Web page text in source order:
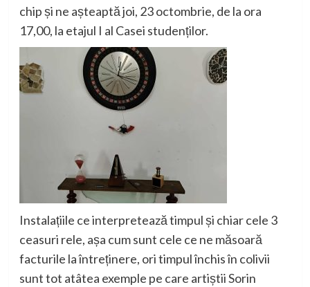
chip și ne așteaptă joi, 23 octombrie, de la ora
17,00, la etajul I al Casei studenților.
Instalațiile ce interpretează timpulși chiarcele 3
ceasuri rele, așa cum sunt cele ce ne măsoară
facturile la întreținere, oritimpul închis în colivii
sunt tot atâtea exemple pe care artiștii Sorin